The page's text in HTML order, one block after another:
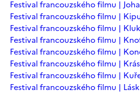
Festival francouzského filmu |
Festival francouzského filmu |
Festival francouzského filmu |
Festival francouzského filmu |
Festival francouzského filmu |
Festival francouzského filmu |
Festival francouzského filmu |
Festival francouzského filmu |